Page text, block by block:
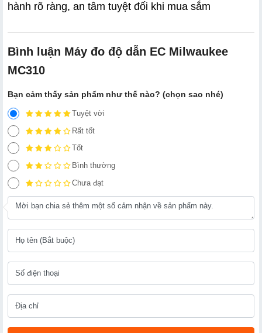
hành rõ ràng, an tâm tuyệt đối khi mua sắm
Bình luận Máy đo độ dẫn EC Milwaukee
MC310
Bạn cảm thấy sản phẩm như thế nào? (chọn sao nhé)
Tuyệt vời
Rất tốt
Tốt
Bình thường
Chưa đạt